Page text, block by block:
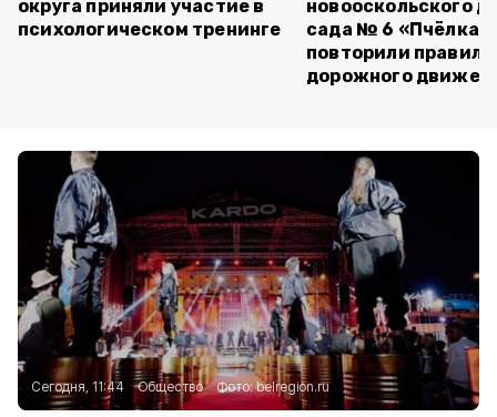
округа приняли участие в
психологическом тренинге
новооскольского
сада № 6 «Пчёлка»
повторили правила
дорожного
Сегодня, 11:44 Общество Фото:belregion.ru